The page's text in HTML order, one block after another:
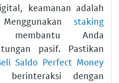
keamanan adalah
staking
Anda
pasif. Pastikan
Saldo Perfect Money
dengan